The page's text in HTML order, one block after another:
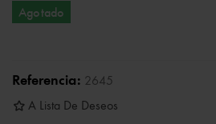
Agotado
Referencia: 2645
A Lista De Deseos